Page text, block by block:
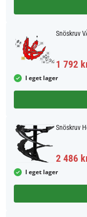
Snöskruv
1 792
I eget lager
Snöskruv
2 486
I eget lager